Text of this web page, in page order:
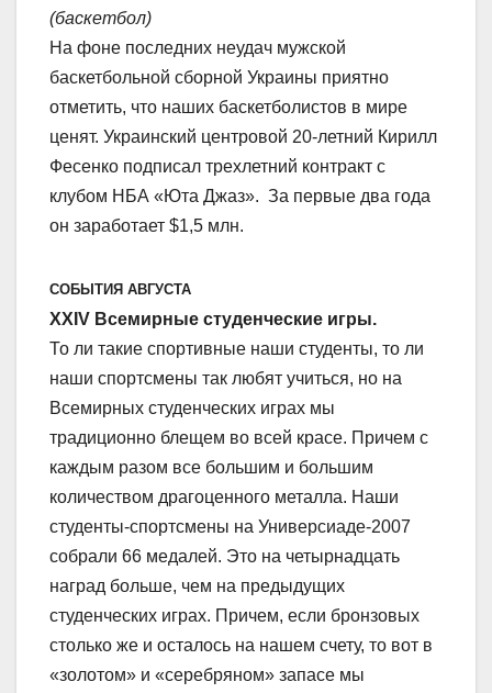
(баскетбол)
На фоне последних неудач мужской
баскетбольной сборной Украины приятно
отметить, что наших баскетболистов в мире
ценят. Украинский центровой 20-летний Кирилл
Фесенко подписал трехлетний контракт с
клубом НБА «Юта Джаз». За первые два года
он заработает $1,5 млн.
СОБЫТИЯ АВГУСТА
XXIV Всемирные студенческие игры.
То ли такие спортивные наши студенты, то ли
наши спортсмены так любят учиться, но на
Всемирных студенческих играх мы
традиционно блещем во всей красе. Причем с
каждым разом все большим и большим
количеством драгоценного металла. Наши
студенты-спортсмены на Универсиаде-2007
собрали 66 медалей. Это на четырнадцать
наград больше, чем на предыдущих
студенческих играх. Причем, если бронзовых
столько же и осталось на нашем счету, то вот в
«золотом» и «серебряном» запасе мы